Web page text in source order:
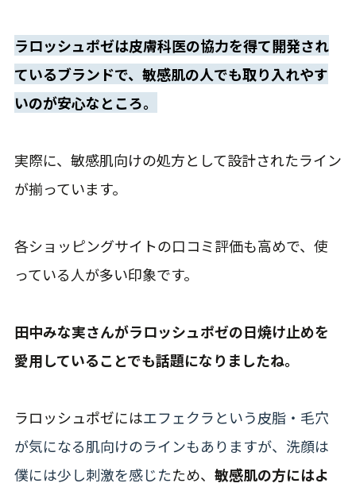
ラロッシュポゼは皮膚科医の協力を得て開発され
ているブランドで、敏感肌の人でも取り入れやす
いのが安心なところ。
実際に、敏感肌向けの処方として設計されたライン
が揃っています。
各ショッピングサイトの口コミ評価も高めで、使
っている人が多い印象です。
田中みな実さんがラロッシュポゼの日焼け止めを
愛用していることでも話題になりましたね。
ラロッシュポゼにはエフェクラという皮脂・毛穴
が気になる肌向けのラインもありますが、洗顔は
僕には少し刺激を感じたため、 敏感肌の方にはよ